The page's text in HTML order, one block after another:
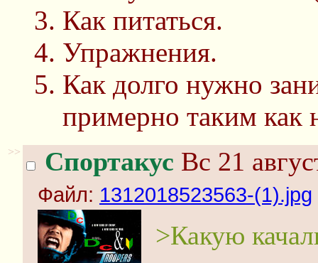
Как питаться.
Упражнения.
Как долго нужно
примерно таким как
>> Спортакус Вс 21
Файл: 1312018523563-(1).jpg
>Какую